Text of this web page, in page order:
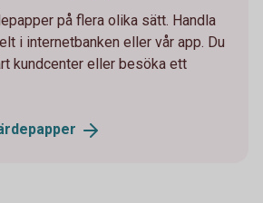
på flera olika sätt. Handla
i internetbanken eller vår app. Du
kundcenter eller besöka ett